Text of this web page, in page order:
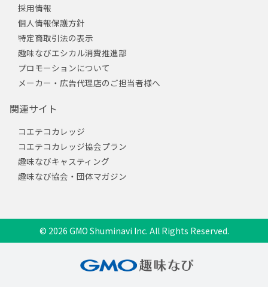
採用情報
個人情報保護方針
特定商取引法の表示
趣味なびエシカル消費推進部
プロモーションについて
メーカー・広告代理店のご担当者様へ
関連サイト
コエテコカレッジ
コエテコカレッジ協会プラン
趣味なびキャスティング
趣味なび協会・団体マガジン
© 2026 GMO Shuminavi Inc. All Rights Reserved.